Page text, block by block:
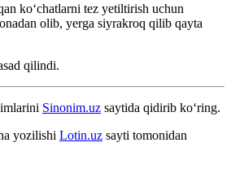
koʻchatlarni tez yetiltirish uchun
olib, yerga siyrakroq qilib qayta
qilindi.
Sinonim.uz saytida qidirib ko‘ring.
yozilishi Lotin.uz sayti tomonidan